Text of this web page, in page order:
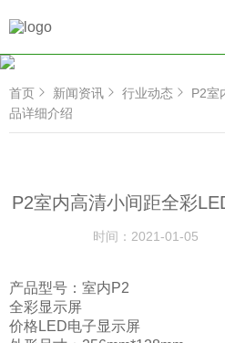
首页 新闻资讯 行业动态
P2室
品详细介绍
P2室内高清小间距全彩
时间： 2021-01-05
产品型号：室内P2
全彩显示屏
价格LED电子显示屏